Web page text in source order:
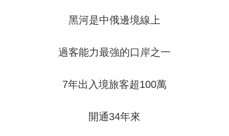
黑河是中俄邊境線上
過客能力最強的口岸之一
7年出入境旅客超100萬
開通34年來